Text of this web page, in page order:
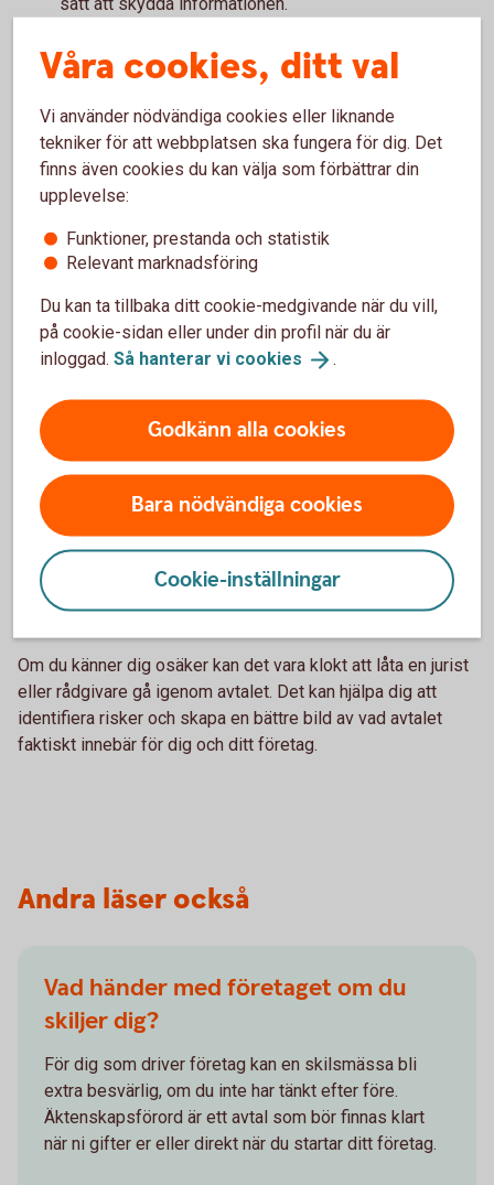
Ett sekretessavtal innebär att den som tar del av
informationen förbinder sig att inte sprida den vidare
När du hanterar personuppgifter
De flesta företag hanterar någon form av
personuppgifter, till exempel kunduppgifter eller
följa dataskyddsförordningen (GDPR).
om hur personuppgifter samlas in och används, till
exempel genom en integritetspolicy. I vissa fall kan
det också behövas personuppgiftsbiträdesavtal med
leverantörer som hanterar uppgifter åt företaget.
När du ska skriva under ett avtal
Innan du skriver under ett avtal är det viktigt att du förstår
vad det innebär. Avtal kan ibland innehålla formuleringar
som är svåra att tolka eller som kan få större konsekvenser
Om du känner dig osäker kan det vara klokt att låta en jurist
eller rådgivare gå igenom avtalet. Det kan hjälpa dig att
identifiera risker och skapa en bättre bild av vad avtalet
faktiskt innebär för dig och ditt företag.
Andra läser också
Vad händer med företaget om du
skiljer dig?
För dig som driver företag kan en skilsmässa bli
extra besvärlig, om du inte har tänkt efter före.
Äktenskapsförord är ett avtal som bör finnas klart
när ni gifter er eller direkt när du startar ditt företag.
Våra cookies, ditt val
Vi använder nödvändiga cookies eller liknande
tekniker för att webbplatsen ska fungera för dig. Det
finns även cookies du kan välja som förbättrar din
upplevelse:
Funktioner, prestanda och statistik
Relevant marknadsföring
Du kan ta tillbaka ditt cookie-medgivande när du vill,
på cookie-sidan eller under din profil när du är
inloggad. Så hanterar vi cookies .
Godkänn alla cookies
Bara nödvändiga cookies
Cookie-inställningar